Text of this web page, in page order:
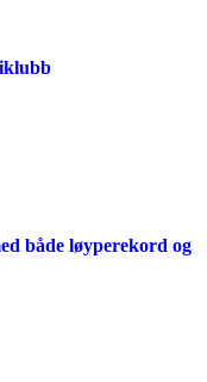
både løyperekord og